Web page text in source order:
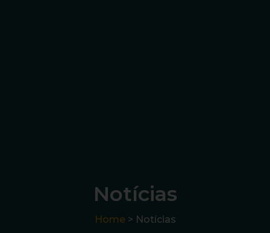
Notícias
Home > Notícias